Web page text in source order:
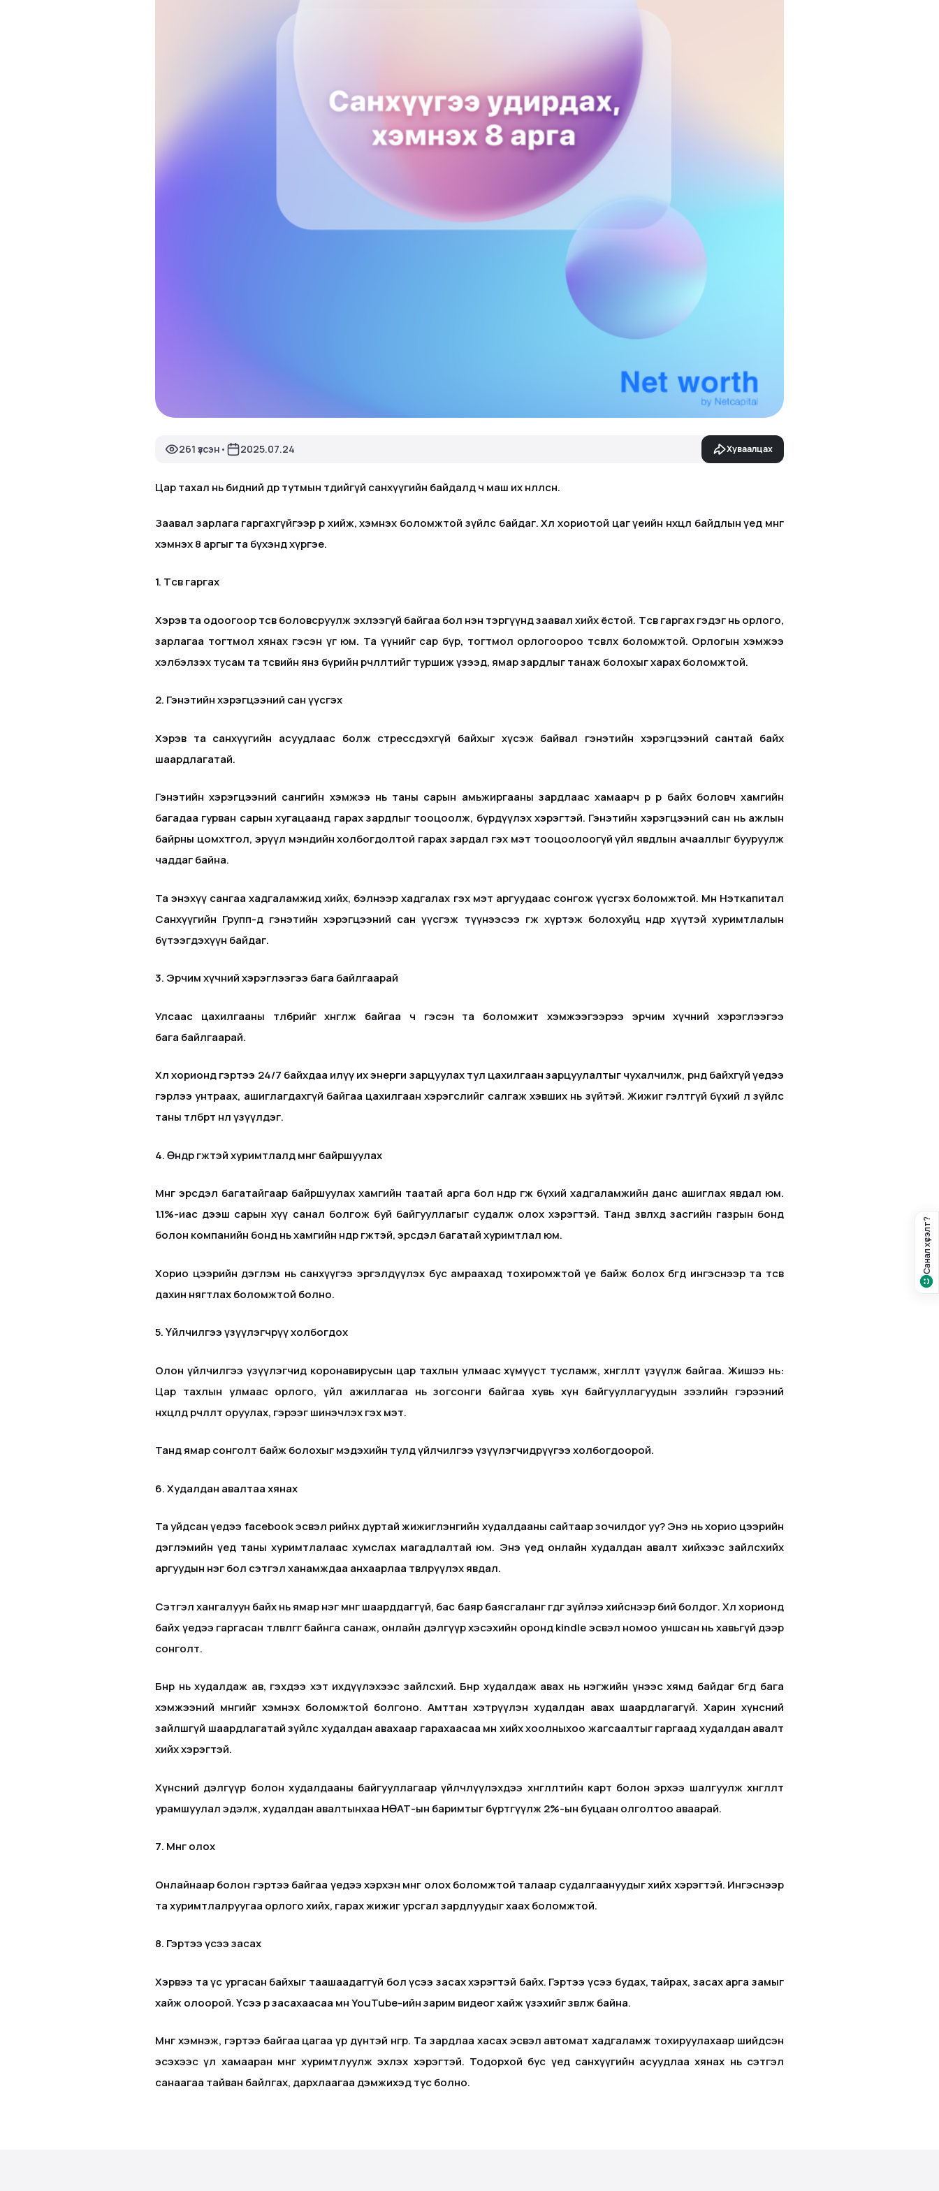
Санал хүсэлт?
261 үзсэн • 2025.07.24 Хуваалцах
Цар тахал нь бидний өдөр тутмын төдийгүй санхүүгийн байдалд ч маш их нөлөөлсөн.
Заавал зарлага гаргахгүйгээр өөрөө хийж, хэмнэх боломжтой зүйлс байдаг. Хөл хориотой цаг үеийн нөхцөл байдлын үед мөнгөө
хэмнэх 8 аргыг та бүхэнд хүргэе.
1. Төсвөө гаргах
Хэрэв та одоогоор төсвөө боловсруулж эхлээгүй байгаа бол нэн тэргүүнд заавал хийх ёстой. Төсөв гаргах гэдэг нь орлого,
зарлагаа тогтмол хянах гэсэн үг юм. Та үүнийг сар бүр, тогтмол орлогоороо төсөвлөх боломжтой. Орлогын хэмжээ
хэлбэлзэх тусам та төсвийн янз бүрийн өөрчлөлтийг туршиж үзээд, ямар зардлыг танаж болохыг харах боломжтой.
2. Гэнэтийн хэрэгцээний сан үүсгэх
Хэрэв та санхүүгийн асуудлаас болж стрессдэхгүй байхыг хүсэж байвал гэнэтийн хэрэгцээний сантай байх
шаардлагатай.
Гэнэтийн хэрэгцээний сангийн хэмжээ нь таны сарын амьжиргааны зардлаас хамаарч өөр өөр байх боловч хамгийн
багадаа гурван сарын хугацаанд гарах зардлыг тооцоолж, бүрдүүлэх хэрэгтэй. Гэнэтийн хэрэгцээний сан нь ажлын
байрны цомхтгол, эрүүл мэндийн холбогдолтой гарах зардал гэх мэт тооцоолоогүй үйл явдлын ачааллыг бууруулж
чаддаг байна.
Та энэхүү сангаа хадгаламжид хийх, бэлнээр хадгалах гэх мэт аргуудаас сонгож үүсгэх боломжтой. Мөн Нэткапитал
Санхүүгийн Групп-д гэнэтийн хэрэгцээний сан үүсгэж түүнээсээ өгөөж хүртэж болохуйц өндөр хүүтэй хуримтлалын
бүтээгдэхүүн байдаг.
3. Эрчим хүчний хэрэглээгээ бага байлгаарай
Улсаас цахилгааны төлбөрийг хөнгөлж байгаа ч гэсэн та боломжит хэмжээгээрээ эрчим хүчний хэрэглээгээ
бага байлгаарай.
Хөл хорионд гэртээ 24/7 байхдаа илүү их энерги зарцуулах тул цахилгаан зарцуулалтыг чухалчилж, өрөөнд байхгүй үедээ
гэрлээ унтраах, ашиглагдахгүй байгаа цахилгаан хэрэгслийг салгаж хэвших нь зүйтэй. Жижиг гэлтгүй бүхий л зүйлс
таны төлбөрт нөлөө үзүүлдэг.
4. Өндөр өгөөжтэй хуримтлалд мөнгөө байршуулах
Мөнгөө эрсдэл багатайгаар байршуулах хамгийн таатай арга бол өндөр өгөөж бүхий хадгаламжийн данс ашиглах явдал юм.
1.1%-иас дээш сарын хүү санал болгож буй байгууллагыг судалж олох хэрэгтэй. Танд зөвлөхөд засгийн газрын бонд
болон компанийн бонд нь хамгийн өндөр өгөөжтэй, эрсдэл багатай хуримтлал юм.
Хорио цээрийн дэглэм нь санхүүгээ эргэлдүүлэх бус амраахад тохиромжтой үе байж болох бөгөөд ингэснээр та төсвөө
дахин нягтлах боломжтой болно.
5. Үйлчилгээ үзүүлэгчрүү холбогдох
Олон үйлчилгээ үзүүлэгчид коронавирусын цар тахлын улмаас хүмүүст тусламж, хөнгөлөлт үзүүлж байгаа. Жишээ нь:
Цар тахлын улмаас орлого, үйл ажиллагаа нь зогсонги байгаа хувь хүн байгууллагуудын зээлийн гэрээний
нөхцөлд өөрчлөлт оруулах, гэрээг шинэчлэх гэх мэт.
Танд ямар сонголт байж болохыг мэдэхийн тулд үйлчилгээ үзүүлэгчидрүүгээ холбогдоорой.
6. Худалдан авалтаа хянах
Та уйдсан үедээ facebook эсвэл өөрийнхөө дуртай жижиглэнгийн худалдааны сайтаар зочилдог уу? Энэ нь хорио цээрийн
дэглэмийн үед таны хуримтлалаас хумслах магадлалтай юм. Энэ үед онлайн худалдан авалт хийхээс зайлсхийх
аргуудын нэг бол сэтгэл ханамждаа анхаарлаа төвлөрүүлэх явдал.
Сэтгэл хангалуун байх нь ямар нэг мөнгө шаарддаггүй, бас баяр баясгаланг өгдөг зүйлээ хийснээр бий болдог. Хөл хорионд
байх үедээ гаргасан төлөвлөгөөгөө байнга санаж, онлайн дэлгүүр хэсэхийн оронд kindle эсвэл номоо уншсан нь хавьгүй дээр
сонголт.
Бөөнөөр нь худалдаж ав, гэхдээ хэт ихдүүлэхээс зайлсхий. Бөөнөөр худалдаж авах нь нэгжийн үнээс хямд байдаг бөгөөд бага
хэмжээний мөнгийг хэмнэх боломжтой болгоно. Амттан хэтрүүлэн худалдан авах шаардлагагүй. Харин хүнсний
зайлшгүй шаардлагатай зүйлс худалдан авахаар гарахаасаа өмнө хийх хоолныхоо жагсаалтыг гаргаад худалдан авалт
хийх хэрэгтэй.
Хүнсний дэлгүүр болон худалдааны байгууллагаар үйлчлүүлэхдээ хөнгөлөлтийн карт болон эрхээ шалгуулж хөнгөлөлт
урамшуулал эдэлж, худалдан авалтынхаа НӨАТ-ын баримтыг бүртгүүлж 2%-ын буцаан олголтоо аваарай.
7. Мөнгө олох
Онлайнаар болон гэртээ байгаа үедээ хэрхэн мөнгө олох боломжтой талаар судалгаануудыг хийх хэрэгтэй. Ингэснээр
та хуримтлалруугаа орлого хийх, гарах жижиг урсгал зардлуудыг хаах боломжтой.
8. Гэртээ үсээ засах
Хэрвээ та үс ургасан байхыг таашаадаггүй бол үсээ засах хэрэгтэй байх. Гэртээ үсээ будах, тайрах, засах арга замыг
хайж олоорой. Үсээ өөрөө засахаасаа өмнө YouTube-ийн зарим видеог хайж үзэхийг зөвлөж байна.
Мөнгөө хэмнэж, гэртээ байгаа цагаа үр дүнтэй өнгөрөө. Та зардлаа хасах эсвэл автомат хадгаламж тохируулахаар шийдсэн
эсэхээс үл хамааран мөнгөө хуримтлуулж эхлэх хэрэгтэй. Тодорхой бус үед санхүүгийн асуудлаа хянах нь сэтгэл
санаагаа тайван байлгах, дархлаагаа дэмжихэд тус болно.